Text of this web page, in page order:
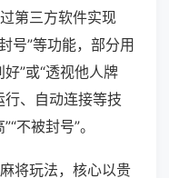
第三方软件实现
号”等功能，部分用
”或“透视他人牌
行、自动连接等技
不被封号”。
将玩法，核心以贵